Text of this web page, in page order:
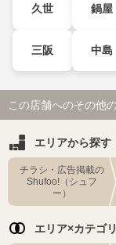
久世 鍋屋
三阪 中島
この店舗へのその他
エリアから探す
チラシ・広告掲載の
Shufoo!（シュフ
ー）
エリア×カテゴ